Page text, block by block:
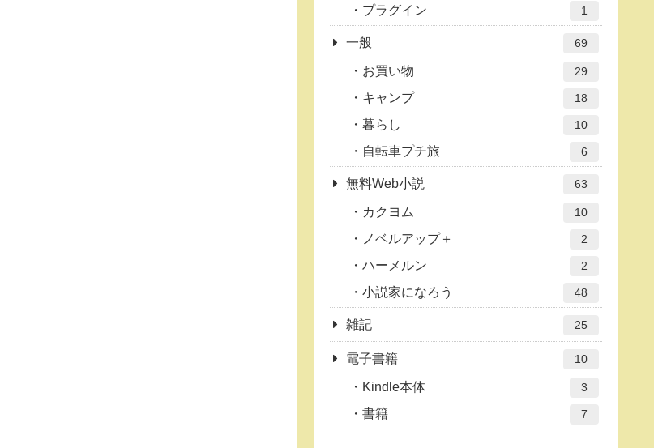
プラグイン 1
一般 69
お買い物 29
キャンプ 18
暮らし 10
自転車プチ旅 6
無料Web小説 63
カクヨム 10
ノベルアップ＋ 2
ハーメルン 2
小説家になろう 48
雑記 25
電子書籍 10
Kindle本体 3
書籍 7